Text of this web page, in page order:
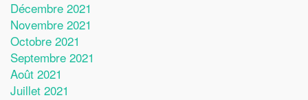
Décembre 2021
Novembre 2021
Octobre 2021
Septembre 2021
Août 2021
Juillet 2021